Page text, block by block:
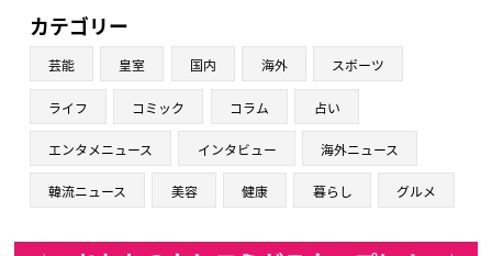
カテゴリー
芸能 皇室 国内 海外 スポーツ
ライフ コミック コラム 占い
エンタメニュース インタビュー 海外ニュース
韓流ニュース 美容 健康 暮らし グルメ